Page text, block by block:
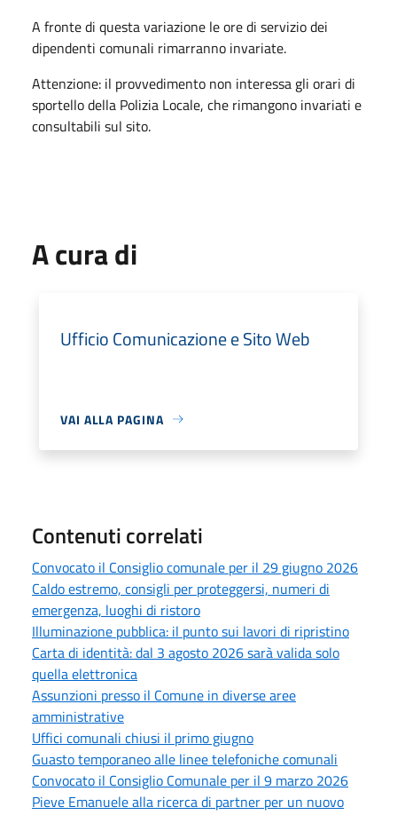
A fronte di questa variazione le ore di servizio dei
dipendenti comunali rimarranno invariate.
Attenzione: il provvedimento non interessa gli orari di
sportello della Polizia Locale, che rimangono invariati e
consultabili sul sito.
A cura di
Ufficio Comunicazione e Sito Web
VAI ALLA PAGINA
Contenuti correlati
Convocato il Consiglio comunale per il 29 giugno 2026
Caldo estremo, consigli per proteggersi, numeri di
emergenza, luoghi di ristoro
Illuminazione pubblica: il punto sui lavori di ripristino
Carta di identità: dal 3 agosto 2026 sarà valida solo
quella elettronica
Assunzioni presso il Comune in diverse aree
amministrative
Uffici comunali chiusi il primo giugno
Guasto temporaneo alle linee telefoniche comunali
Convocato il Consiglio Comunale per il 9 marzo 2026
Pieve Emanuele alla ricerca di partner per un nuovo